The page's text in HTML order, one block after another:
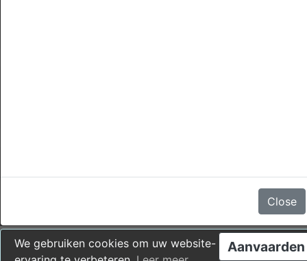
Close
Aanvaarden
We gebruiken cookies om uw website-